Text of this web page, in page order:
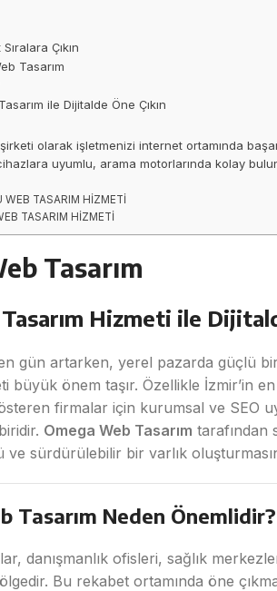
Çıkın
Tasarım
ile Dijitalde Öne Çıkın
şirketi olarak işletmenizi internet ortamında
uyumlu, arama motorlarında kolay
WEB TASARIM HİZMETİ
TASARIM HİZMETİ
Tasarım
Hizmeti ile
gün artarken, yerel pazarda güçlü
büyük önem taşır. Özellikle İzmir’in
firmalar için kurumsal ve SEO
Omega Web Tasarım tarafından
sürdürülebilir bir varlık
Tasarım Neden Önemlidir?
danışmanlık ofisleri, sağlık
Bu rekabet ortamında öne